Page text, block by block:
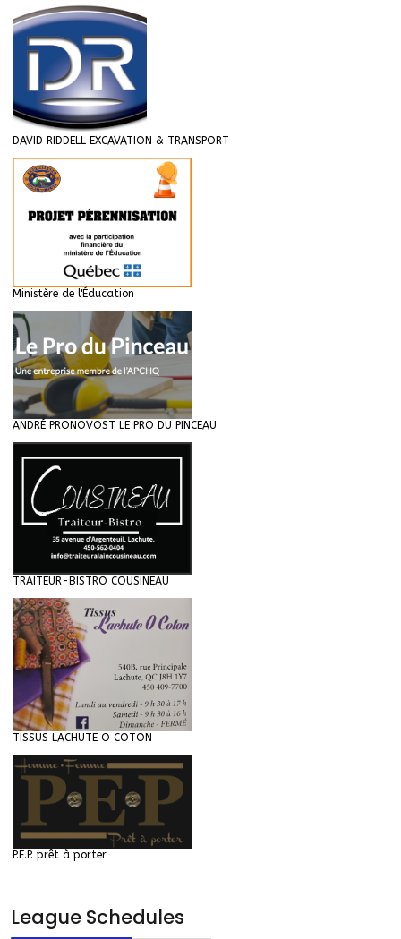
DAVID RIDDELL EXCAVATION & TRANSPORT
Ministère de l'Éducation
ANDRÉ PRONOVOST LE PRO DU PINCEAU
TRAITEUR-BISTRO COUSINEAU
TISSUS LACHUTE O COTON
P.E.P. prêt à porter
League Schedules